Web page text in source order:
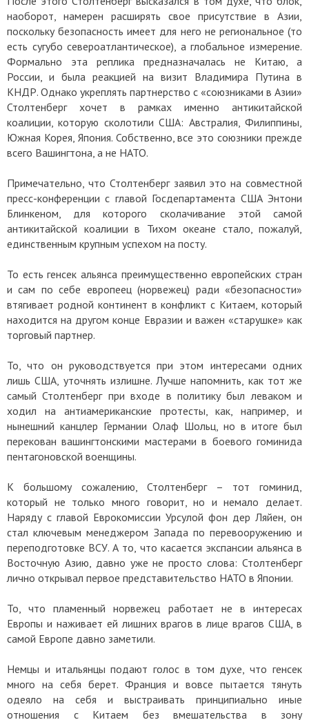
наоборот, намерен расширять свое присутствие в Азии,
поскольку безопасность имеет для него не региональное (то
есть сугубо североатлантическое), а глобальное измерение.
Формально эта реплика предназначалась не Китаю, а
России, и была реакцией на визит Владимира Путина в
КНДР. Однако укреплять партнерство с «союзниками в Азии»
Столтенберг хочет в рамках именно антикитайской
коалиции, которую сколотили США: Австралия, Филиппины,
Южная Корея, Япония. Собственно, все это союзники прежде
всего Вашингтона, а не НАТО.
Примечательно, что Столтенберг заявил это на совместной
пресс-конференции с главой Госдепартамента США Энтони
Блинкеном, для которого сколачивание этой самой
антикитайской коалиции в Тихом океане стало, пожалуй,
единственным крупным успехом на посту.
То есть генсек альянса преимущественно европейских стран
и сам по себе европеец (норвежец) ради «безопасности»
втягивает родной континент в конфликт с Китаем, который
находится на другом конце Евразии и важен «старушке» как
торговый партнер.
То, что он руководствуется при этом интересами одних
лишь США, уточнять излишне. Лучше напомнить, как тот же
самый Столтенберг при входе в политику был леваком и
ходил на антиамериканские протесты, как, например, и
нынешний канцлер Германии Олаф Шольц, но в итоге был
перекован вашингтонскими мастерами в боевого гоминида
пентагоновской военщины.
К большому сожалению, Столтенберг – тот гоминид,
который не только много говорит, но и немало делает.
Наряду с главой Еврокомиссии Урсулой фон дер Ляйен, он
стал ключевым менеджером Запада по перевооружению и
переподготовке ВСУ. А то, что касается экспансии альянса в
Восточную Азию, давно уже не просто слова: Столтенберг
лично открывал первое представительство НАТО в Японии.
То, что пламенный норвежец работает не в интересах
Европы и наживает ей лишних врагов в лице врагов США, в
самой Европе давно заметили.
Немцы и итальянцы подают голос в том духе, что генсек
много на себя берет. Франция и вовсе пытается тянуть
одеяло на себя и выстраивать принципиально иные
отношения с Китаем без вмешательства в зону